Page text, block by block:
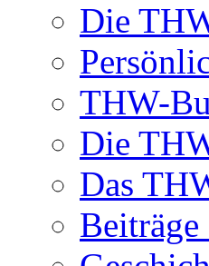
Die
THW-
Die
Das
Beiträge